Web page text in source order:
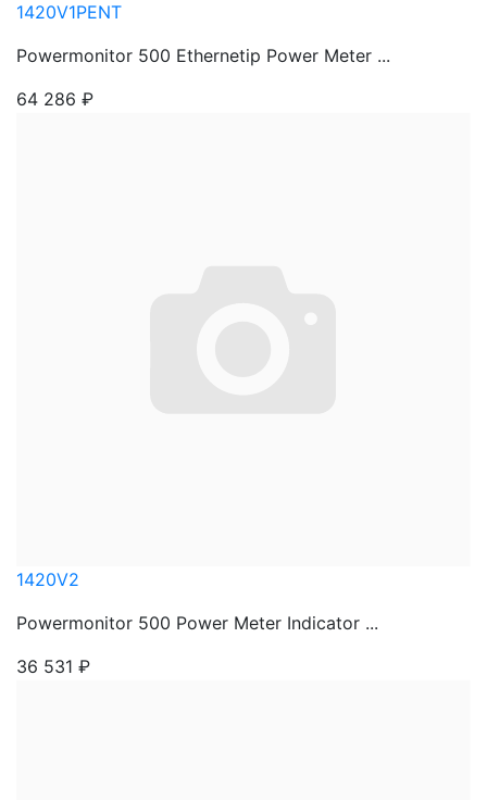
1420V1PENT
Powermonitor 500 Ethernetip Power Meter ...
64 286 ₽
1420V2
Powermonitor 500 Power Meter Indicator ...
36 531 ₽